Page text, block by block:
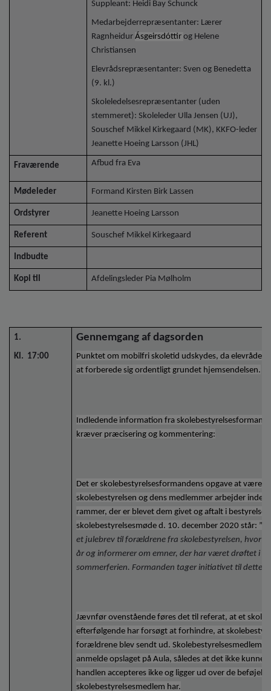
Suppleant: Heidi Bay Schunck
Medarbejderrepræsentanter: Lærer
Ragnheidur Ásgeirsdóttir og Helene
Christiansen
Elevrådsrepræsentanter: Sven og Benedetta
(9. kl.)
Skoleledelsesrepræsentanter (uden
stemmeret): Skoleleder Ulla Jensen (UJ),
Souschef Mikkel Kirkegaard (MK), KKFO-leder
Jeanette Hoeing Larsson (JHL)
Fraværende Afbud fra Eva
Mødeleder Formand Kirsten Birk Lassen
Ordstyrer Jeanette Hoeing Larsson
Referent Souschef Mikkel Kirkegaard
Indbudte
Kopi til Afdelingsleder Pia Mølholm
1.
Kl. 17:00
Gennemgang af dagsorden
Punktet om mobilfri skoletid udskydes, da elevrådet
at forberede sig ordentligt grundet hjemsendelsen.
Indledende information fra
kræver præcisering og kommentering:
Det er skolebestyrelsesformandens opgave at være
skolebestyrelsen og dens medlemmer arbejder
rammer, der er blevet dem givet og aftalt i
skolebestyrelsesmøde d. 10. december 2020 står: ”
et julebrev til forældrene fra skolebestyrelsen, hvor
år og informerer om emner, der har været drøftet i
sommerferien. Formanden tager initiativet til dette”.
Jævnfør ovenstående føres det til referat, at et
efterfølgende har forsøgt at forhindre, at
forældrene blev sendt ud.
anmelde opslaget på Aula, således at det ikke kunne
handlen accepteres ikke og ligger ud over de
skolebestyrelsesmedlem har.